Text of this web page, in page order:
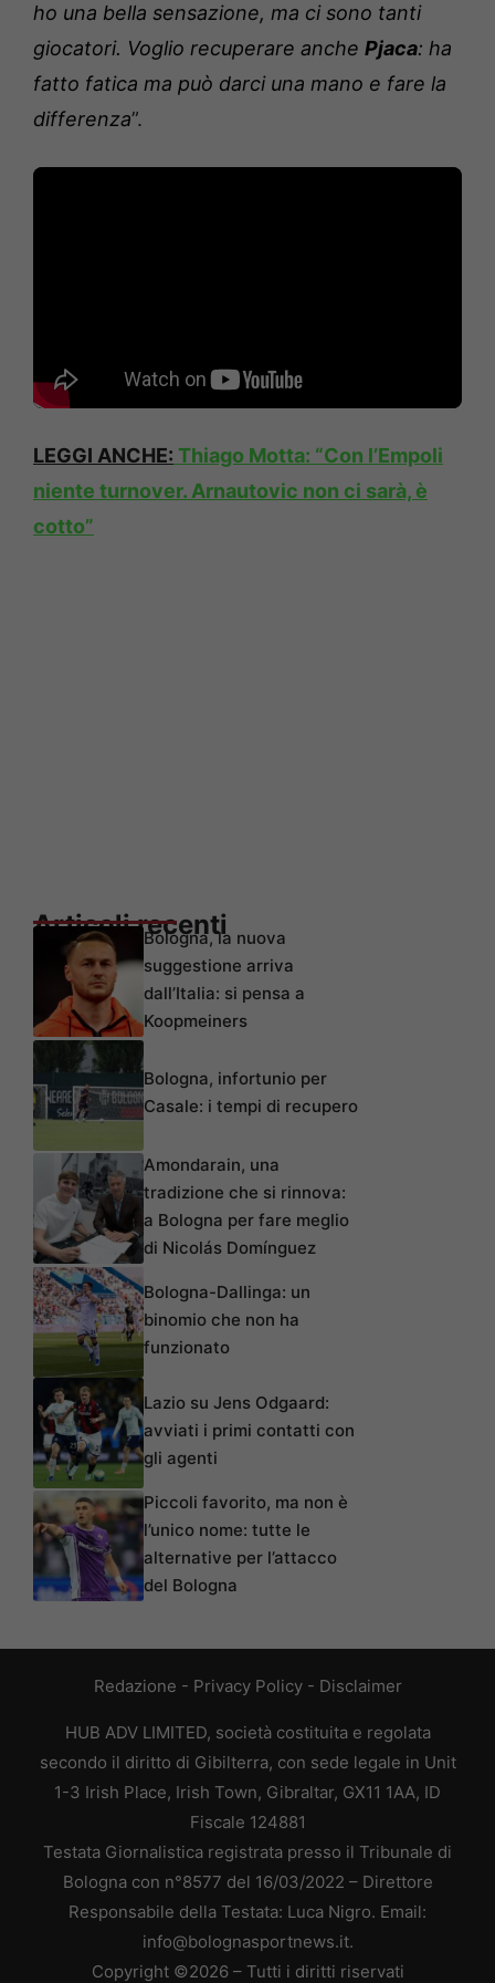
ho una bella sensazione, ma ci sono tanti
giocatori. Voglio recuperare anche Pjaca: ha
fatto fatica ma può darci una mano e fare la
differenza”.
LEGGI ANCHE: Thiago Motta: “Con l’Empoli
niente turnover. Arnautovic non ci sarà, è
cotto”
Articoli recenti
Bologna, la nuova
suggestione arriva
dall’Italia: si pensa a
Koopmeiners
Bologna, infortunio per
Casale: i tempi di recupero
Amondarain, una
tradizione che si rinnova:
a Bologna per fare meglio
di Nicolás Domínguez
Bologna-Dallinga: un
binomio che non ha
funzionato
Lazio su Jens Odgaard:
avviati i primi contatti con
gli agenti
Piccoli favorito, ma non è
l’unico nome: tutte le
alternative per l’attacco
del Bologna
Redazione - Privacy Policy- Disclaimer
HUB ADV LIMITED, società costituita e regolata
secondo il diritto di Gibilterra, con sede legale in Unit
1-3 Irish Place, Irish Town, Gibraltar, GX11 1AA, ID
Fiscale 124881
Testata Giornalistica registrata presso il Tribunale di
Bologna con n°8577 del 16/03/2022 – Direttore
Responsabile della Testata: Luca Nigro. Email:
info@bolognasportnews.it.
Copyright ©2026 – Tutti i diritti riservati